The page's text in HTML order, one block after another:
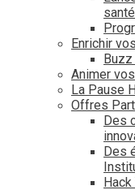
Enrichir
Animer
La Pause
Offres
Des
Des